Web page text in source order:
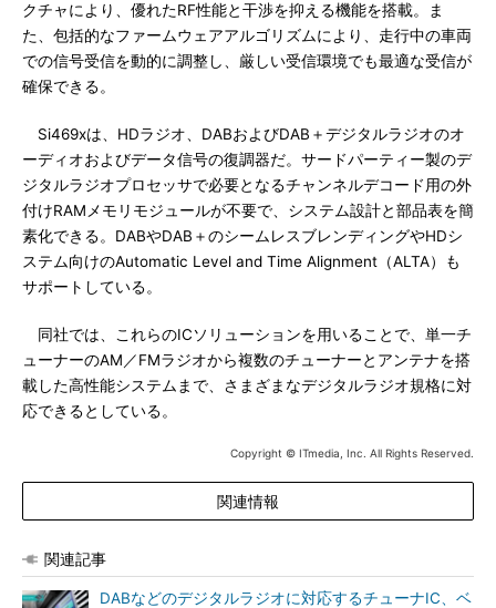
クチャにより、優れたRF性能と干渉を抑える機能を搭載。ま
た、包括的なファームウェアアルゴリズムにより、走行中の車両
での信号受信を動的に調整し、厳しい受信環境でも最適な受信が
確保できる。
Si469xは、HDラジオ、DABおよびDAB＋デジタルラジオのオ
ーディオおよびデータ信号の復調器だ。サードパーティー製のデ
ジタルラジオプロセッサで必要となるチャンネルデコード用の外
付けRAMメモリモジュールが不要で、システム設計と部品表を簡
素化できる。DABやDAB＋のシームレスブレンディングやHDシ
ステム向けのAutomatic Level and Time Alignment（ALTA）も
サポートしている。
同社では、これらのICソリューションを用いることで、単一チ
ューナーのAM／FMラジオから複数のチューナーとアンテナを搭
載した高性能システムまで、さまざまなデジタルラジオ規格に対
応できるとしている。
Copyright © ITmedia, Inc. All Rights Reserved.
関連情報
関連記事
DABなどのデジタルラジオに対応するチューナIC、ベ